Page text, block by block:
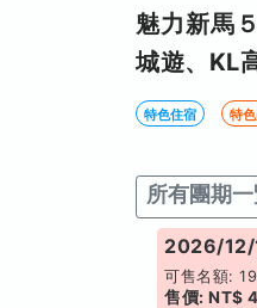
魅力新馬
城遊、KL
特色住宿 特
所有團期
2026/12/
可售名額: 19
售價: NT$